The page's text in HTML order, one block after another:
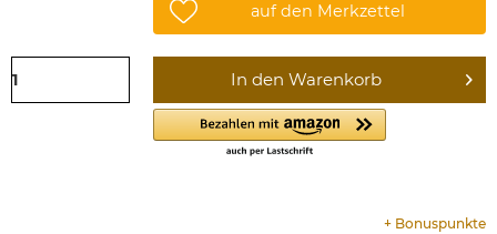
auf den Merkzettel
In den Warenkorb
+ Bonuspunkte